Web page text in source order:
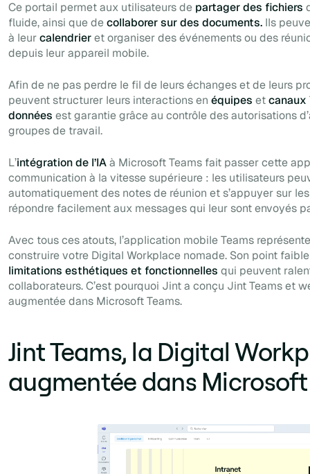
Ce portail permet aux utilisateurs de partager des fichiers
fluide, ainsi que decollaborer sur des documents. Ils
à leurcalendrieret organiser des événements ou des
depuis leur appareil mobile.
Afin de ne pas perdre le fil de leurs échanges et de leurs
peuvent structurer leurs interactions en équipes etcanaux
données est garantie grâce au contrôle des autorisations
groupes de travail.
L’intégration de l’IAà Microsoft Teams fait passer cette
communication à la vitesse supérieure : les utilisateurs
automatiquement des notes de réunion et s’appuyer sur
répondre facilement aux messages qui leur sont envoyés
Avec tous ces atouts, l’application mobile Teams
construire votre Digital Workplace nomade. Son point
limitations esthétiques et fonctionnelles qui peuvent
collaborateurs. C’est pourquoi Jint a conçu Jint Teams et
augmentée dans Microsoft Teams.
Jint Teams, la Digital
augmentée dans Microsoft